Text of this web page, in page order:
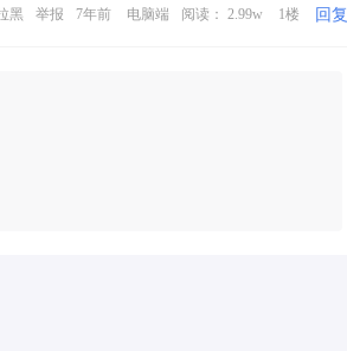
黑 举报 7年前 电脑端 阅读： 2.99w 1楼 回复